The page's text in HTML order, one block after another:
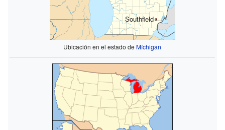
Southfield
Ubicación en el estado deMíchigan